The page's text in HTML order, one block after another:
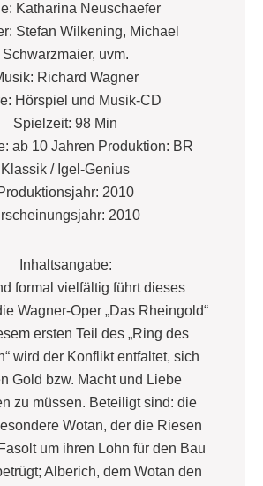
Katharina Neuschaefer
Stefan Wilkening, Michael
Schwarzmaier, uvm.
Richard Wagner
Hörspiel und Musik-CD
Spielzeit: 98 Min
ab 10 Jahren Produktion: BR
Klassik / Igel-Genius
2010
2010
Inhaltsangabe:
formal vielfältig führt dieses
Wagner-Oper „Das Rheingold“
ersten Teil des „Ring des
wird der Konflikt entfaltet, sich
Gold bzw. Macht und Liebe
zu müssen. Beteiligt sind: die
Wotan, der die Riesen
um ihren Lohn für den Bau
Alberich, dem Wotan den